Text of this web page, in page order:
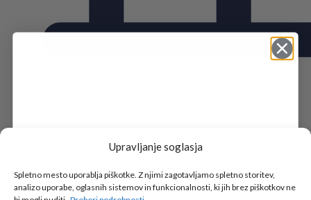
Upravljanje soglasja
Spletno mesto uporablja piškotke. Z njimi zagotavljamo spletno storitev,
analizo uporabe, oglasnih sistemov in funkcionalnosti, ki jih brez piškotkov ne
Tukaj je!
🎁 DARILO